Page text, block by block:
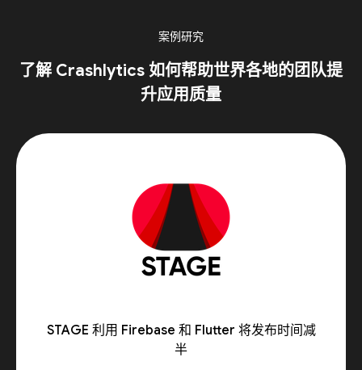
案例研究
了解 Crashlytics 如何帮助世界各地的团队提
升应用质量
STAGE 利用 Firebase 和 Flutter 将发布时间减
半